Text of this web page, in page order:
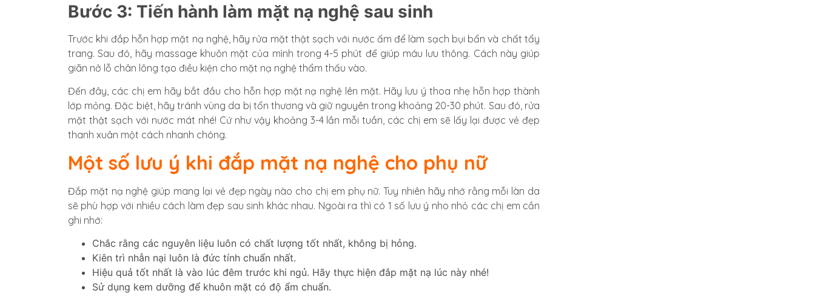
Bước 3: Tiến hành làm mặt nạ nghệ sau sinh
Trước khi đắp hỗn hợp mặt nạ nghệ, hãy rửa mặt thật sạch với nước ấm để làm sạch bụi bẩn và chất tẩy
trang. Sau đó, hãy massage khuôn mặt của mình trong 4-5 phút để giúp máu lưu thông. Cách này giúp
giãn nở lỗ chân lông tạo điều kiện cho mặt nạ nghệ thẩm thấu vào.
Đến đây, các chị em hãy bắt đầu cho hỗn hợp mặt nạ nghệ lên mặt. Hãy lưu ý thoa nhẹ hỗn hợp thành
lớp mỏng. Đặc biệt, hãy tránh vùng da bị tổn thương và giữ nguyên trong khoảng 20-30 phút. Sau đó, rửa
mặt thật sạch với nước mát nhé! Cứ như vậy khoảng 3-4 lần mỗi tuần, các chị em sẽ lấy lại được vẻ đẹp
thanh xuân một cách nhanh chóng.
Một số lưu ý khi đắp mặt nạ nghệ cho phụ nữ
Đắp mặt nạ nghệ giúp mang lại vẻ đẹp ngày nào cho chị em phụ nữ. Tuy nhiên hãy nhớ rằng mỗi làn da
sẽ phù hợp với nhiều cách làm đẹp sau sinh khác nhau. Ngoài ra thì có 1 số lưu ý nho nhỏ các chị em cần
ghi nhớ:
Chắc rằng các nguyên liệu luôn có chất lượng tốt nhất, không bị hỏng.
Kiên trì nhẫn nại luôn là đức tính chuẩn nhất.
Hiệu quả tốt nhất là vào lúc đêm trước khi ngủ. Hãy thực hiện đắp mặt nạ lúc này nhé!
Sử dụng kem dưỡng để khuôn mặt có độ ẩm chuẩn.